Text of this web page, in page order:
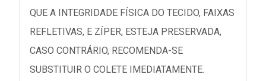
QUE A INTEGRIDADE FÍSICA DO TECIDO, FAIXAS
REFLETIVAS, E ZÍPER, ESTEJA PRESERVADA,
CASO CONTRÁRIO, RECOMENDA-SE
SUBSTITUIR O COLETE IMEDIATAMENTE.